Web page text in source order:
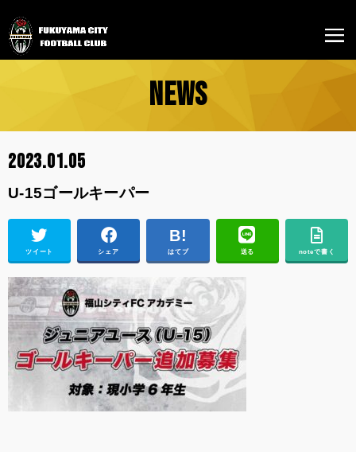
NEWS
2023.01.05
U-15ゴールキーパー
ツイート シェア はてブ 送る noteで書く